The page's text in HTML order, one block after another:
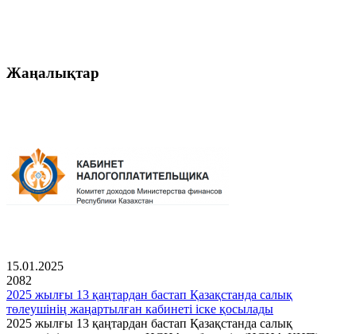
Жаңалықтар
15.01.2025
2082
2025 жылғы 13 қаңтардан бастап Қазақстанда салық
төлеушінің жаңартылған кабинеті іске қосылады
2025 жылғы 13 қаңтардан бастап Қазақстанда салық